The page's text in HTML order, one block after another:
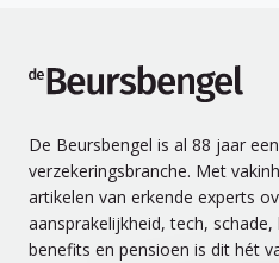
De Beursbengel is al 88 jaar
verzekeringsbranche. Met
artikelen van erkende experts
aansprakelijkheid, tech,
benefits en pensioen is dit hét